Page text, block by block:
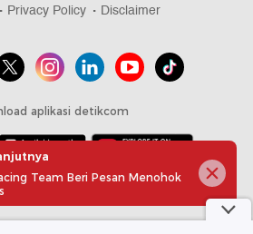
Privacy Policy Disclaimer
aplikasi detikcom
detikcom, All right reserved
Team Beri Pesan Menohok